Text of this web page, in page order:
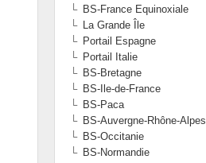
BS-France Equinoxiale
La Grande Île
Portail Espagne
Portail Italie
BS-Bretagne
BS-Ile-de-France
BS-Paca
BS-Auvergne-Rhône-Alpes
BS-Occitanie
BS-Normandie